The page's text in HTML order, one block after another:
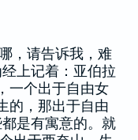
，请告诉我，难
上记着： 亚伯拉
，一个出于自由女
的，那出于自由
是有寓意的。就